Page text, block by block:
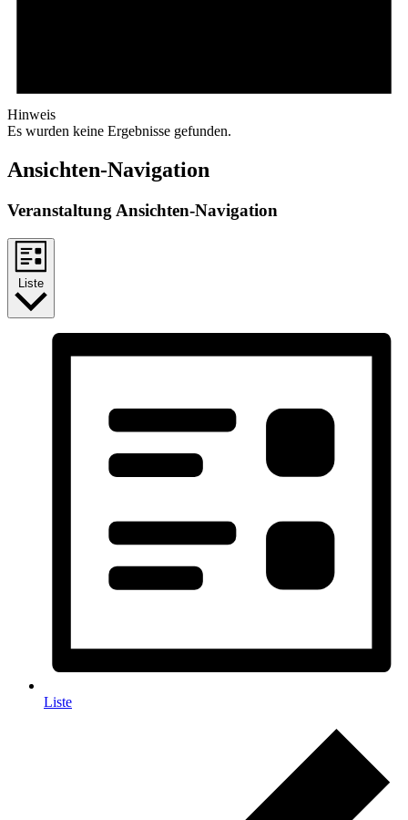
Hinweis
Es wurden keine Ergebnisse gefunden.
Ansichten-Navigation
Veranstaltung Ansichten-Navigation
Liste
Liste